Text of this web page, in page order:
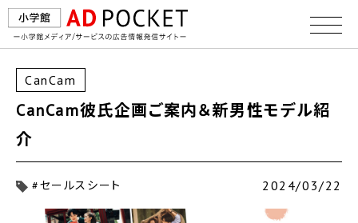
CanCam
CanCam彼氏企画ご案内＆新男性モデル紹
介
#セールスシート 2024/03/22